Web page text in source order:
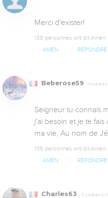
Merci d'exister!
138 personnes ont dit Amen
AMEN RÉPONDRE
Beberose59 Il y a 8
Seigneur tu connais
j'ai besoin et je te
ma vie, Au nom de
105 personnes ont dit Amen
AMEN RÉPONDRE
Charles63 Il y a 8 ans,